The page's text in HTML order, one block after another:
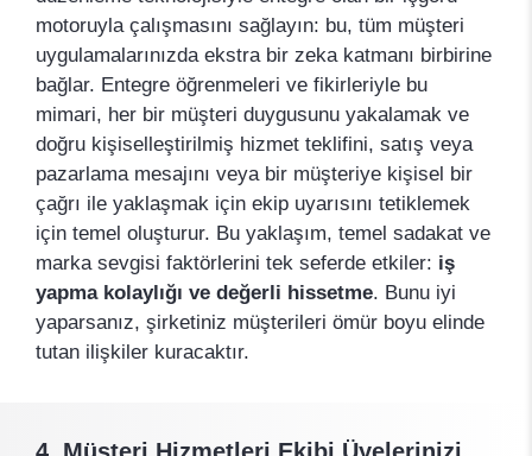
motoruyla çalışmasını sağlayın: bu, tüm müşteri
uygulamalarınızda ekstra bir zeka katmanı birbirine
bağlar. Entegre öğrenmeleri ve fikirleriyle bu
mimari, her bir müşteri duygusunu yakalamak ve
doğru kişiselleştirilmiş hizmet teklifini, satış veya
pazarlama mesajını veya bir müşteriye kişisel bir
çağrı ile yaklaşmak için ekip uyarısını tetiklemek
için temel oluşturur. Bu yaklaşım, temel sadakat ve
marka sevgisi faktörlerini tek seferde etkiler: iş
yapma kolaylığı ve değerli hissetme. Bunu iyi
yaparsanız, şirketiniz müşterileri ömür boyu elinde
tutan ilişkiler kuracaktır.